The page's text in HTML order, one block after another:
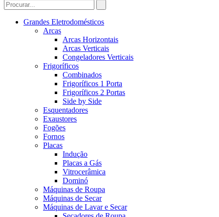
Grandes Eletrodomésticos
Arcas
Arcas Horizontais
Arcas Verticais
Congeladores Verticais
Frigoríficos
Combinados
Frigoríficos 1 Porta
Frigoríficos 2 Portas
Side by Side
Esquentadores
Exaustores
Fogões
Fornos
Placas
Indução
Placas a Gás
Vitrocerâmica
Dominó
Máquinas de Roupa
Máquinas de Secar
Máquinas de Lavar e Secar